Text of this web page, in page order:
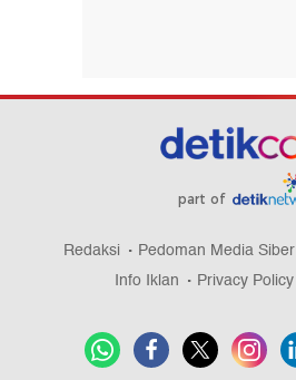
part of
Redaksi Pedoman Media Siber
Info Iklan
Privacy Policy